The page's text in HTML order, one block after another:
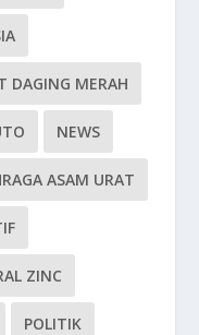
DAGING MERAH
NEWS
ASAM URAT
ZINC
POLITIK